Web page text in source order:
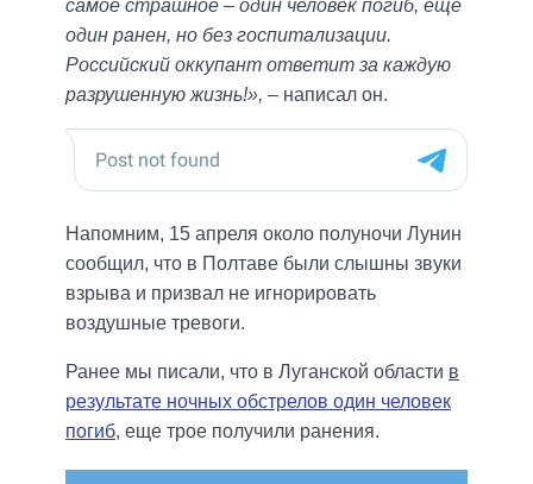
самое страшное – один человек погиб, еще
один ранен, но без госпитализации.
Российский оккупант ответит за каждую
разрушенную жизнь!», – написал он.
Напомним, 15 апреля около полуночи Лунин
сообщил, что в Полтаве были слышны звуки
взрыва и призвал не игнорировать
воздушные тревоги.
Ранее мы писали, что в Луганской области в
результате ночных обстрелов один человек
погиб, еще трое получили ранения.